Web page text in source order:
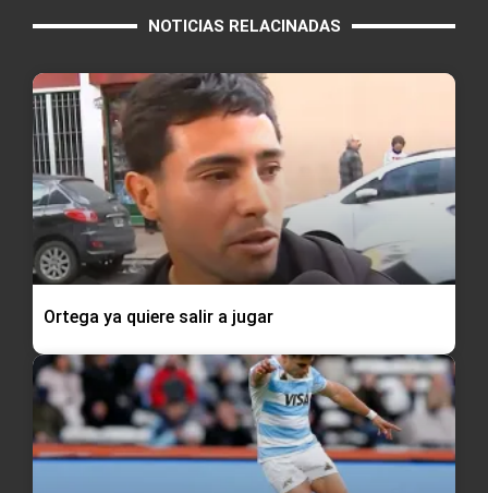
NOTICIAS RELACINADAS
Ortega ya quiere salir a jugar